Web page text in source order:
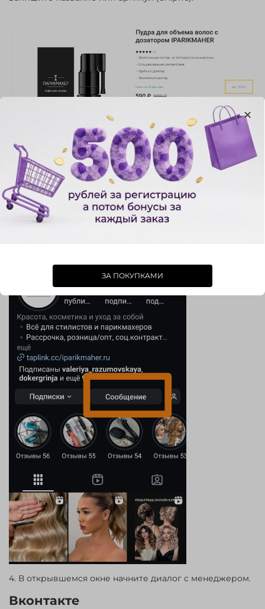
2. Перейдите по ссылке на наш инстаграм
аккаунтhttps://www.instagram.com/iparikmaher.ru/
3. Нажмите кнопку "Сообщение" (см.рис).
4. В открывшемся окне начните диалог с менеджером.
Вконтакте
ЗА ПОКУПКАМИ